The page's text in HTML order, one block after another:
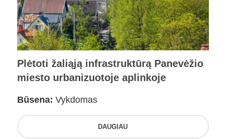
Plėtoti žaliąją infrastruktūrą Panevėžio
miesto urbanizuotoje aplinkoje
Būsena: Vykdomas
DAUGIAU